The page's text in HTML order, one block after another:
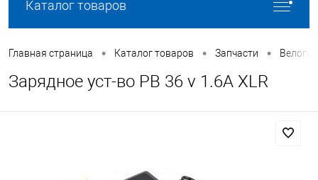
Каталог товаров
Главная страница • Каталог товаров • Запчасти •
Зарядное уст-во PB 36 v 1.6A XLR